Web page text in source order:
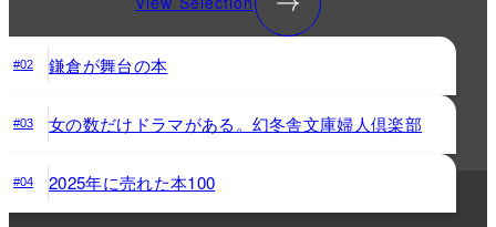
#02 鎌倉が舞台の本
#03 女の数だけドラマがある。幻冬舎文庫婦人倶楽部
#04 2025年に売れた本100